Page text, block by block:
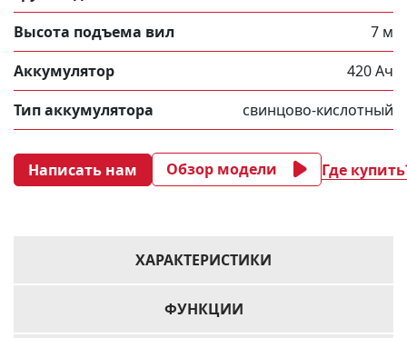
Высота подъема вил
7 м
Аккумулятор
420 Ач
Тип аккумулятора
свинцово-кислотный
Написать нам Обзор модели Где
ХАРАКТЕРИСТИКИ
ФУНКЦИИ